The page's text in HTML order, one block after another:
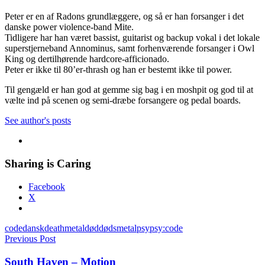
Peter er en af Radons grundlæggere, og så er han forsanger i det
danske power violence-band Mite.
Tidligere har han været bassist, guitarist og backup vokal i det lokale
superstjerneband Annominus, samt forhenværende forsanger i Owl
King og dertilhørende hardcore-afficionado.
Peter er ikke til 80’er-thrash og han er bestemt ikke til power.
Til gengæld er han god at gemme sig bag i en moshpit og god til at
vælte ind på scenen og semi-dræbe forsangere og pedal boards.
See author's posts
Sharing is Caring
Facebook
X
codedanskdeathmetaldøddødsmetalpsypsy:code
Indlægsnavigation
Previous Post
South Haven – Motion